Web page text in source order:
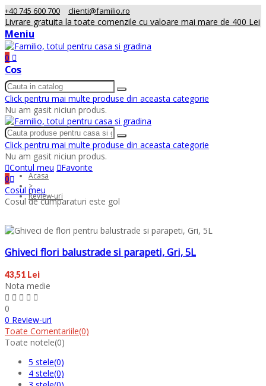
+40 745 600 700 clienti@familio.ro
Livrare gratuita la toate comenzile cu valoare mai mare de 400 Lei
Meniu
0
Cos
Click pentru mai multe produse din aceasta categorie
Nu am gasit niciun produs.
Click pentru mai multe produse din aceasta categorie
Nu am gasit niciun produs.
Contul meu
Favorite
0
Cosul meu
Cosul de cumparaturi este gol
Acasa
>
Review-uri
Ghiveci flori balustrade si parapeti, Gri, 5L
43,51 Lei
Nota medie
0
0 Review-uri
Toate Comentariile(0)
Toate notele(0)
5 stele(0)
4 stele(0)